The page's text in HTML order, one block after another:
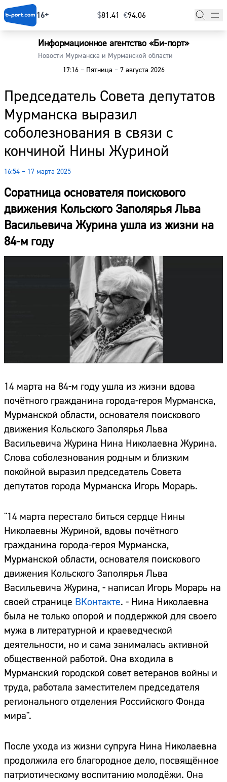
16+ $⁠81.41 €⁠94.06
Информационное агентство «Би-порт»
Новости Мурманска и Мурманской области
17:16 –Пятница –7 августа 2026
Председатель Совета депутатов
Мурманска выразил
соболезнования в связи с
кончиной Нины Журиной
16:54 – 17 марта 2025
Соратница основателя поискового
движения Кольского Заполярья Льва
Васильевича Журина ушла из жизни на
84-м году
14 марта на 84-м году ушла из жизни вдова
почётного гражданина города-героя Мурманска,
Мурманской области, основателя поискового
движения Кольского Заполярья Льва
Васильевича Журина Нина Николаевна Журина.
Слова соболезнования родным и близким
покойной выразил председатель Совета
депутатов города Мурманска Игорь Морарь.
"14 марта перестало биться сердце Нины
Николаевны Журиной, вдовы почётного
гражданина города-героя Мурманска,
Мурманской области, основателя поискового
движения Кольского Заполярья Льва
Васильевича Журина, - написал Игорь Морарь на
своей странице ВКонтакте. - Нина Николаевна
была не только опорой и поддержкой для своего
мужа в литературной и краеведческой
деятельности, но и сама занималась активной
общественной работой. Она входила в
Мурманский городской совет ветеранов войны и
труда, работала заместителем председателя
регионального отделения Российского Фонда
мира".
После ухода из жизни супруга Нина Николаевна
продолжила его благородное дело, посвящённое
патриотическому воспитанию молодёжи. Она
Главная
Наши гости
Фоторепортажи
Погода
Курсы валют